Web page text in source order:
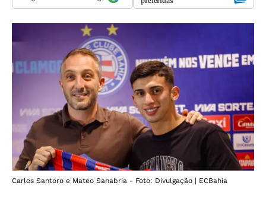
Carlos Santoro e Mateo Sanabria - Foto: Divulgação | ECBahia